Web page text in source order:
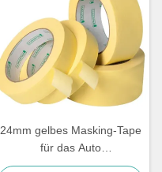
24mm gelbes Masking-Tape
für das Auto
Wärmebeständig und